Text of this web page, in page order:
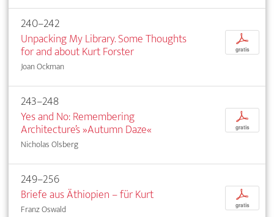
240–242
Unpacking My Library. Some Thoughts
for and about Kurt Forster
Joan Ockman
p
gratis
243–248
Yes and No: Remembering
Architecture’s »Autumn Daze«
Nicholas Olsberg
p
gratis
249–256
Briefe aus Äthiopien – für Kurt
Franz Oswald
p
gratis